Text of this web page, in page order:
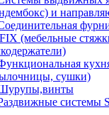
и
(мебельные
сушки)
системы